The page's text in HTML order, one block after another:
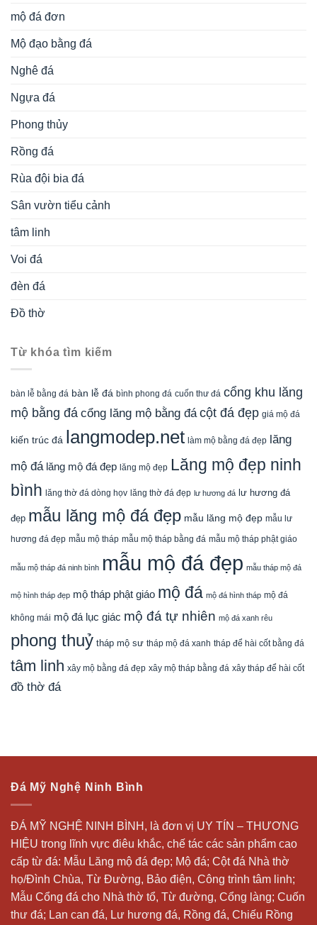
mộ đá đơn
Mộ đạo bằng đá
Nghê đá
Ngựa đá
Phong thủy
Rồng đá
Rùa đội bia đá
Sân vườn tiểu cảnh
tâm linh
Voi đá
đèn đá
Đồ thờ
Từ khóa tìm kiếm
bàn lễ bằng đá bàn lễ đá bình phong đá cuốn thư đá cổng khu lăng
mộ bằng đá cổng lăng mộ bằng đá cột đá đẹp giá mộ đá
kiến trúc đá langmodep.net làm mộ bằng đá đẹp lăng
mộ đá lăng mộ đá đẹp lăng mộ đẹp Lăng mộ đẹp ninh
bình lăng thờ đá dòng họv lăng thờ đá đẹp lư hương đá lư hương đá
đẹp mẫu lăng mộ đá đẹp mẫu lăng mộ đẹp mẫu lư
hương đá đẹp mẫu mộ tháp mẫu mộ tháp bằng đá mẫu mộ tháp phật giáo
mẫu mộ tháp đá ninh bình mẫu mộ đá đẹp mẫu tháp mộ đá
mộ hình tháp đẹp mộ tháp phật giáo mộ đá mộ đá hình tháp mộ đá
không mái mộ đá lục giác mộ đá tự nhiên mộ đá xanh rêu
phong thuỷ tháp mộ sư tháp mộ đá xanh tháp để hài cốt bằng đá
tâm linh xây mộ bằng đá đẹp xây mộ tháp bằng đá xây tháp để hài cốt
đồ thờ đá
Đá Mỹ Nghệ Ninh Bình
ĐÁ MỸ NGHỆ NINH BÌNH, là đơn vị UY TÍN – THƯƠNG
HIỆU trong lĩnh vực điêu khắc, chế tác các sản phẩm cao
cấp từ đá: Mẫu Lăng mộ đá đẹp; Mộ đá; Cột đá Nhà thờ
họ/Đình Chùa, Từ Đường, Bảo điện, Công trình tâm linh;
Mẫu Cổng đá cho Nhà thờ tổ, Từ đường, Cổng làng; Cuốn
thư đá; Lan can đá, Lư hương đá, Rồng đá, Chiếu Rồng